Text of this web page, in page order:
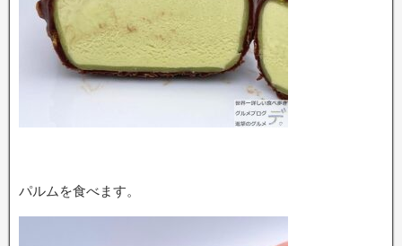
パルムを食べます。